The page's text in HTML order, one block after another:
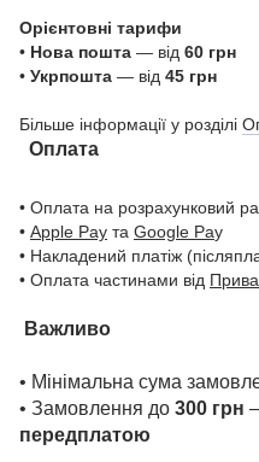
Орієнтовні тарифи
• Нова пошта — від 60 грн
• Укрпошта — від 45 грн
Більше інформації у розділі
Оплата
• Оплата на розрахунковий
• Apple Pay та Google Pay
• Накладений платіж
• Оплата частинами від
Важливо
• Мінімальна сума
• Замовлення до 300 грн
передплатою